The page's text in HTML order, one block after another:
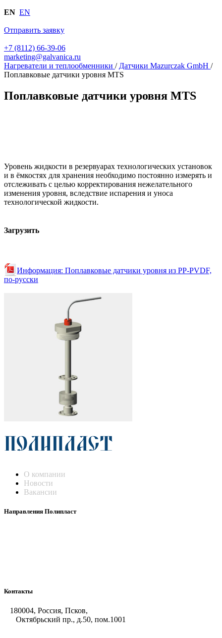
EN EN
Отправить заявку
+7 (8112) 66-39-06
marketing@galvanica.ru
Нагреватели и теплообменники / Датчики Mazurczak GmbH /
Поплавковые датчики уровня MTS
Поплавковые датчики уровня MTS
Уровень жидкости в резервуарах технологических установок
и в ёмкостях для хранения необходимо постоянно измерять и
отслеживать с целью корректирования нежелательного
изменения уровня, вследствие испарения и уноса
технологической жидкости.
Загрузить
Информация: Поплавковые датчики уровня из PP-PVDF,
по-русски
О компании
Новости
Вакансии
Направления Полипласт
Контакты
180004, Россия, Псков,
Октябрьский пр., д.50, пом.1001